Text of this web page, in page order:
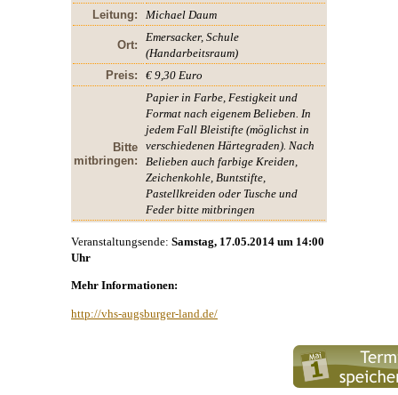
Leitung:
Michael Daum
Ort:
Emersacker, Schule
(Handarbeitsraum)
Preis:
€ 9,30 Euro
Bitte
mitbringen:
Papier in Farbe, Festigkeit und
Format nach eigenem Belieben. In
jedem Fall Bleistifte (möglichst in
verschiedenen Härtegraden). Nach
Belieben auch farbige Kreiden,
Zeichenkohle, Buntstifte,
Pastellkreiden oder Tusche und
Feder bitte mitbringen
Veranstaltungsende: Samstag, 17.05.2014 um 14:00
Uhr
Mehr Informationen:
http://vhs-augsburger-land.de/